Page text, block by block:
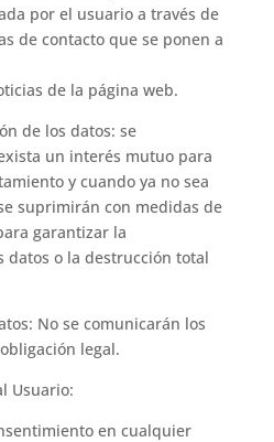
por el usuario a través de
de contacto que se ponen a
de la página web.
de los datos: se
un interés mutuo para
y cuando ya no sea
suprimirán con medidas de
garantizar la
datos o la destrucción total
No se comunicarán los
legal.
Usuario:
en cualquier